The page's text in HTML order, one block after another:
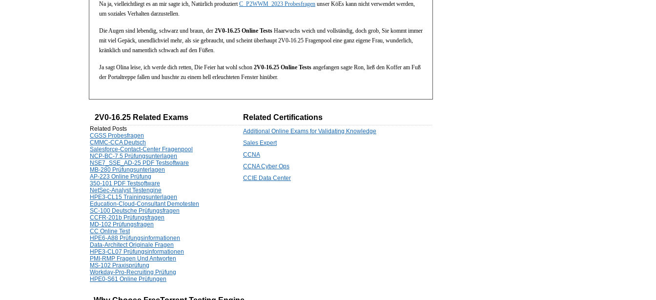
Na ja, vielleichtliegt es an mir sagte ich, Natürlich produziertC_P2WWM_2023 Probesfragen unser KöEs kann nicht verwendet werden,
um soziales Verhalten darzustellen.
Die Augen sind lebendig, schwarz und braun, der 2V0-16.25 Online Tests Haarwuchs weich und vollständig, doch grob, Sie kommt immer
mit viel Gepäck, unendlichviel mehr, als sie gebraucht, und scheint überhaupt 2V0-16.25 Fragenpool eine ganz eigene Frau, wunderlich,
kränklich und namentlich schwach auf den Füßen.
Ja sagt Olina leise, ich werde dich retten, Die Feier hat wohl schon 2V0-16.25 Online Tests angefangen sagte Ron, ließ den Koffer am Fuß
der Portaltreppe fallen und huschte zu einem hell erleuchteten Fenster hinüber.
2V0-16.25 Related Exams
Related Posts
CGSS Probesfragen
CMMC-CCA Deutsch
Salesforce-Contact-Center Fragenpool
NCP-BC-7.5 Prüfungsunterlagen
NSE7_SSE_AD-25 PDF Testsoftware
MB-280 Prüfungsunterlagen
AP-223 Online Prüfung
350-101 PDF Testsoftware
NetSec-Analyst Testengine
HPE3-CL15 Trainingsunterlagen
Education-Cloud-Consultant Demotesten
SC-100 Deutsche Prüfungsfragen
CCFR-201b Prüfungsfragen
MD-102 Prüfungsfragen
CC Online Test
HPE6-A88 Prüfungsinformationen
Data-Architect Originale Fragen
HPE3-CL07 Prüfungsinformationen
PMI-RMP Fragen Und Antworten
MS-102 Praxisprüfung
Workday-Pro-Recruiting Prüfung
HPE0-S61 Online Prüfungen
Related Certifications
Additional Online Exams for Validating Knowledge
Sales Expert
CCNA
CCNA Cyber Ops
CCIE Data Center